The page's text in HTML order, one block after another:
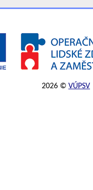
2026 © VÚPSV